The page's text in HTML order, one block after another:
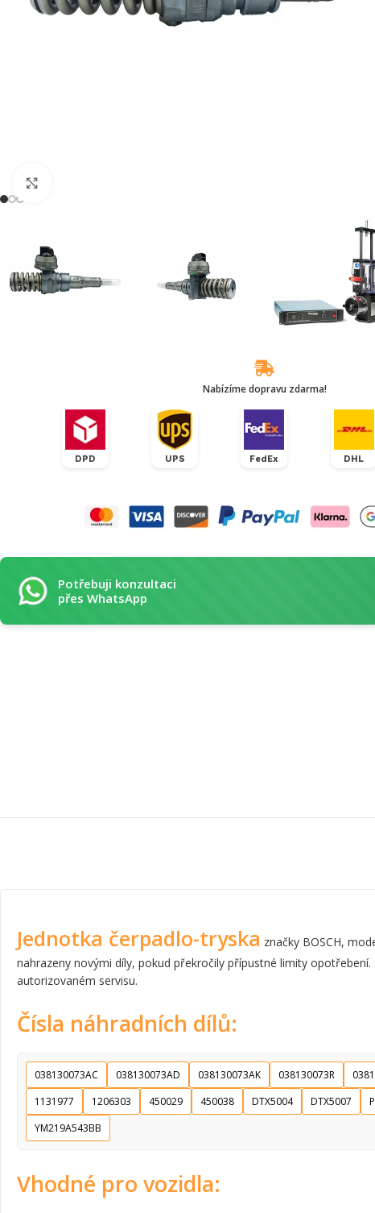
Nabízíme dopravu zdarma!
DPD UPS FedEx DHL
Potřebuji konzultaci
přes WhatsApp
Jednotka čerpadlo-tryska značky BOSCH,
nahrazeny novými díly, pokud překročily přípustné limity
autorizovaném servisu.
Čísla náhradních dílů:
038130073AC 038130073AD 038130073AK 038130073R
1131977
1206303 450029 450038 DTX5004 DTX5007
YM219A543BB
Vhodné pro vozidla: